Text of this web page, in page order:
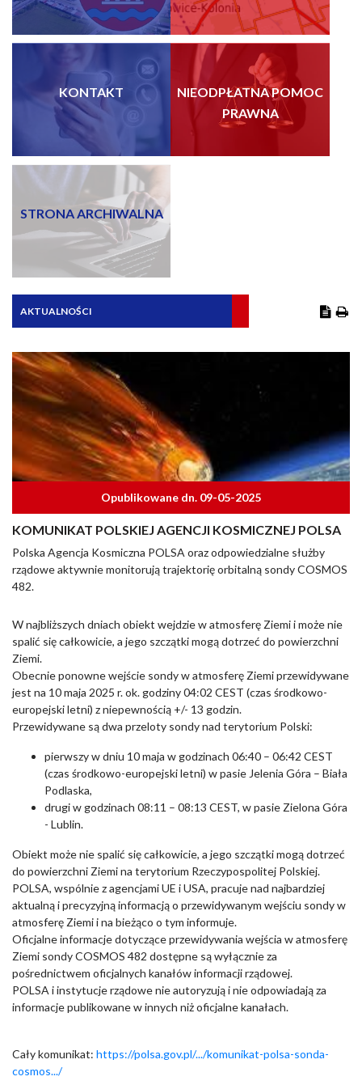
KONTAKT
NIEODPŁATNA POMOC
PRAWNA
STRONA ARCHIWALNA
AKTUALNOŚCI
Opublikowane dn. 09-05-2025
KOMUNIKAT POLSKIEJ AGENCJI KOSMICZNEJ POLSA
Polska Agencja Kosmiczna POLSA oraz odpowiedzialne służby
rządowe aktywnie monitorują trajektorię orbitalną sondy COSMOS
482.
W najbliższych dniach obiekt wejdzie w atmosferę Ziemi i może nie
spalić się całkowicie, a jego szczątki mogą dotrzeć do powierzchni
Ziemi.
Obecnie ponowne wejście sondy w atmosferę Ziemi przewidywane
jest na 10 maja 2025 r. ok. godziny 04:02 CEST (czas środkowo-
europejski letni) z niepewnością +/- 13 godzin.
Przewidywane są dwa przeloty sondy nad terytorium Polski:
pierwszy w dniu 10 maja w godzinach 06:40 – 06:42 CEST
(czas środkowo-europejski letni) w pasie Jelenia Góra – Biała
Podlaska,
drugi w godzinach 08:11 – 08:13 CEST, w pasie Zielona Góra
- Lublin.
Obiekt może nie spalić się całkowicie, a jego szczątki mogą dotrzeć
do powierzchni Ziemi na terytorium Rzeczypospolitej Polskiej.
POLSA, wspólnie z agencjami UE i USA, pracuje nad najbardziej
aktualną i precyzyjną informacją o przewidywanym wejściu sondy w
atmosferę Ziemi i na bieżąco o tym informuje.
Oficjalne informacje dotyczące przewidywania wejścia w atmosferę
Ziemi sondy COSMOS 482 dostępne są wyłącznie za
pośrednictwem oficjalnych kanałów informacji rządowej.
POLSA i instytucje rządowe nie autoryzują i nie odpowiadają za
informacje publikowane w innych niż oficjalne kanałach.
Cały komunikat: https://polsa.gov.pl/.../komunikat-polsa-sonda-
cosmos.../